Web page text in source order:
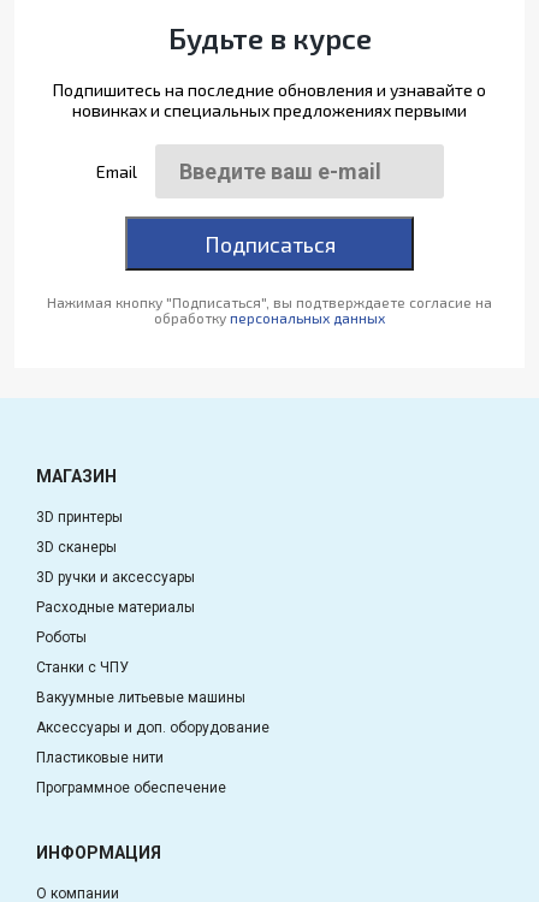
Будьте в курсе
Подпишитесь на последние обновления и узнавайте о
новинках и специальных предложениях первыми
Email
Подписаться
Нажимая кнопку "Подписаться", вы подтверждаете согласие на
обработку персональных данных
МАГАЗИН
3D принтеры
3D сканеры
3D ручки и аксессуары
Расходные материалы
Роботы
Станки с ЧПУ
Вакуумные литьевые машины
Аксессуары и доп. оборудование
Пластиковые нити
Программное обеспечение
ИНФОРМАЦИЯ
О компании